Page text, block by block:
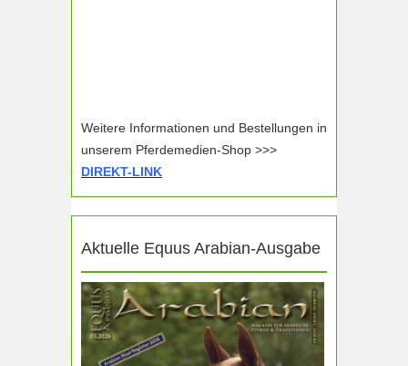
Weitere Informationen und Bestellungen in
unserem Pferdemedien-Shop >>>
DIREKT-LINK
Aktuelle Equus Arabian-Ausgabe